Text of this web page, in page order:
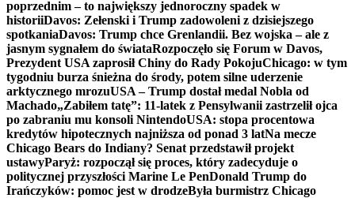
poprzednim – to największy jednoroczny spadek w
historiiDavos: Zełenski i Trump zadowoleni z dzisiejszego
spotkaniaDavos: Trump chce Grenlandii. Bez wojska – ale z
jasnym sygnałem do świataRozpoczęło się Forum w Davos,
Prezydent USA zaprosił Chiny do Rady PokojuChicago: w tym
tygodniu burza śnieżna do środy, potem silne uderzenie
arktycznego mrozuUSA – Trump dostał medal Nobla od
Machado„Zabiłem tatę”: 11-latek z Pensylwanii zastrzelił ojca
po zabraniu mu konsoli NintendoUSA: stopa procentowa
kredytów hipotecznych najniższa od ponad 3 latNa mecze
Chicago Bears do Indiany? Senat przedstawił projekt
ustawyParyż: rozpoczął się proces, który zadecyduje o
politycznej przyszłości Marine Le PenDonald Trump do
Irańczyków: pomoc jest w drodzeByła burmistrz Chicago